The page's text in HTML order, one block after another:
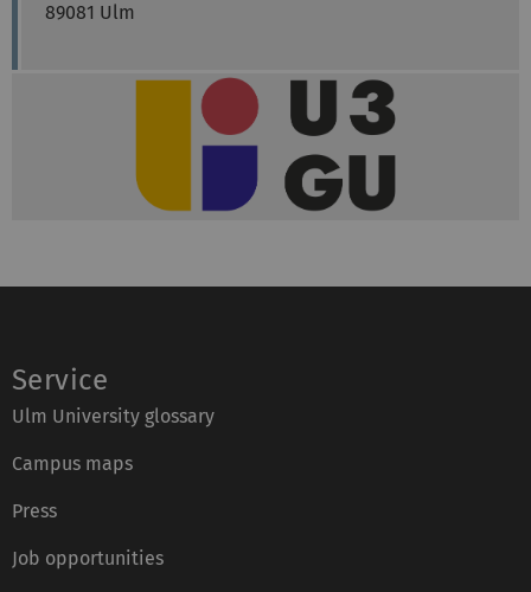
89081 Ulm
Service
Ulm University glossary
Campus maps
Press
Job opportunities